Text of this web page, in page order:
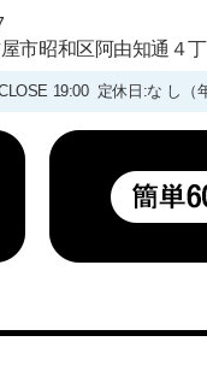
市昭和区阿由知通４
19:00 定休日:な し（